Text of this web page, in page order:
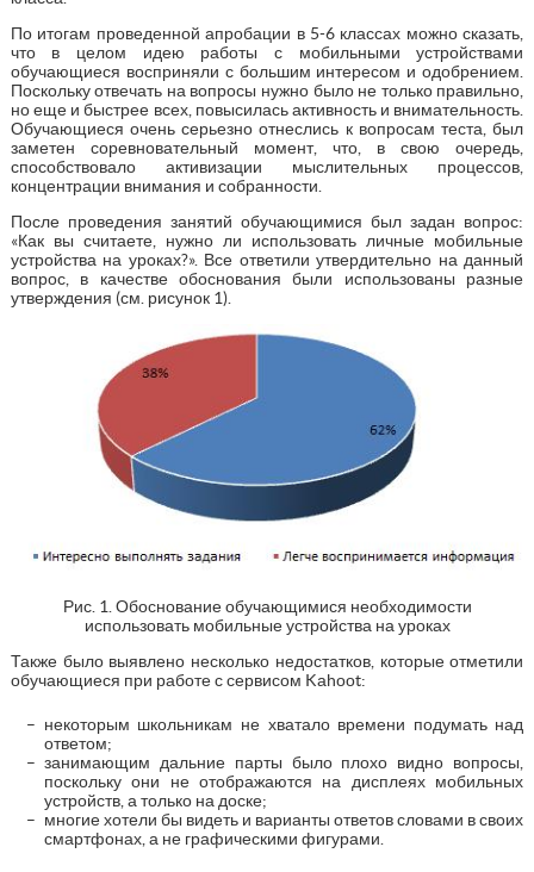
По итогам проведенной апробации в 5-6 классах можно сказать,
что в целом идею работы с мобильными устройствами
обучающиеся восприняли с большим интересом и одобрением.
Поскольку отвечать на вопросы нужно было не только правильно,
но еще и быстрее всех, повысилась активность и внимательность.
Обучающиеся очень серьезно отнеслись к вопросам теста, был
заметен соревновательный момент, что, в свою очередь,
способствовало активизации мыслительных процессов,
концентрации внимания и собранности.
После проведения занятий обучающимися был задан вопрос:
«Как вы считаете, нужно ли использовать личные мобильные
устройства на уроках?». Все ответили утвердительно на данный
вопрос, в качестве обоснования были использованы разные
утверждения (см. рисунок 1).
Рис. 1. Обоснование обучающимися необходимости
использовать мобильные устройства на уроках
Также было выявлено несколько недостатков, которые отметили
обучающиеся при работе с сервисом Kаhооt:
некоторым школьникам не хватало времени подумать над
ответом;
занимающим дальние парты было плохо видно вопросы,
поскольку они не отображаются на дисплеях мобильных
устройств, а только на доске;
многие хотели бы видеть и варианты ответов словами в своих
смартфонах, а не графическими фигурами.